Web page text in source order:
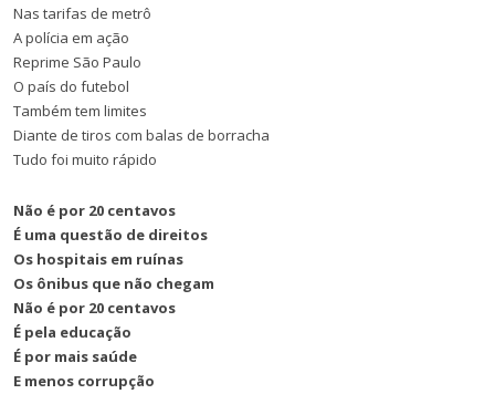
Nas tarifas de metrô
A polícia em ação
Reprime São Paulo
O país do futebol
Também tem limites
Diante de tiros com balas de borracha
Tudo foi muito rápido
Não é por 20 centavos
É uma questão de direitos
Os hospitais em ruínas
Os ônibus que não chegam
Não é por 20 centavos
É pela educação
É por mais saúde
E menos corrupção